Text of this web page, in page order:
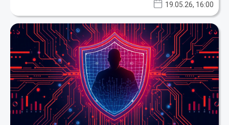
19.05.26, 16:00